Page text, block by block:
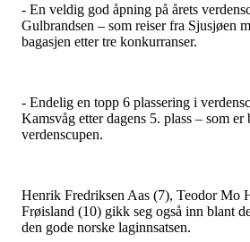
- En veldig god åpning på årets
Gulbrandsen – som reiser fra Sjusjøen
bagasjen etter tre konkurranser.
- Endelig en topp 6 plassering i
Kamsvåg etter dagens 5. plass – som
verdenscupen.
Henrik Fredriksen Aas (7), Teodor Mo
Frøisland (10) gikk seg også inn blant
den gode norske laginnsatsen.